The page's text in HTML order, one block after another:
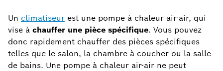
Un climatiseur est une pompe à chaleur air-air, qui
vise à chauffer une pièce spécifique. Vous pouvez
donc rapidement chauffer des pièces spécifiques
telles que le salon, la chambre à coucher ou la salle
de bains. Une pompe à chaleur air-air ne peut